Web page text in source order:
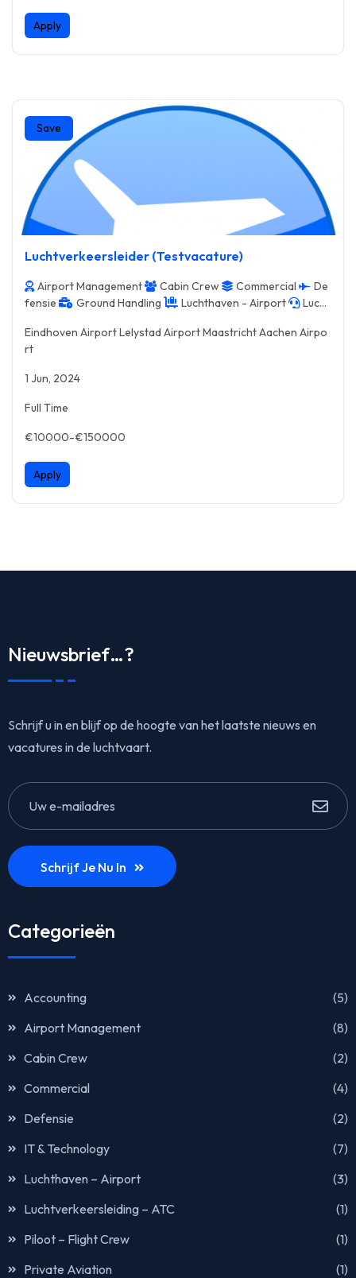
Apply
Save
Luchtverkeersleider (Testvacature)
Airport Management Cabin Crew Commercial
De
fensie
Ground Handling Luchthaven - Airport
Lucht
keting
Support Service
Eindhoven Airport Lelystad Airport Maastricht Aachen Airpo
rt
1 Jun, 2024
Full Time
€10000-€150000
Apply
Nieuwsbrief…?
Schrijf u in en blijf op de hoogte van het laatste nieuws en
vacatures in de luchtvaart.
Schrijf Je Nu In
Categorieën
Accounting
(5)
Airport Management
(8)
Cabin Crew
(2)
Commercial
(4)
Defensie
(2)
IT & Technology
(7)
Luchthaven – Airport
(3)
Luchtverkeersleiding – ATC
(1)
Piloot – Flight Crew
(1)
Private Aviation
(1)